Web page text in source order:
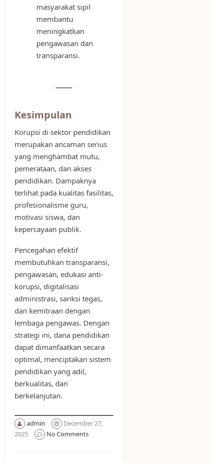
masyarakat sipil
membantu
meningkatkan
pengawasan dan
transparansi.
Kesimpulan
Korupsi di sektor pendidikan
merupakan ancaman serius
yang menghambat mutu,
pemerataan, dan akses
pendidikan. Dampaknya
terlihat pada kualitas fasilitas,
profesionalisme guru,
motivasi siswa, dan
kepercayaan publik.
Pencegahan efektif
membutuhkan transparansi,
pengawasan, edukasi anti-
korupsi, digitalisasi
administrasi, sanksi tegas,
dan kemitraan dengan
lembaga pengawas. Dengan
strategi ini, dana pendidikan
dapat dimanfaatkan secara
optimal, menciptakan sistem
pendidikan yang adil,
berkualitas, dan
berkelanjutan.
admin
December 27,
2025
No Comments